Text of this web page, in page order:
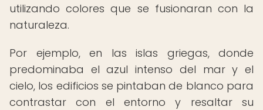
utilizando colores que se fusionaran con la
naturaleza.
Por ejemplo, en las islas griegas, donde
predominaba el azul intenso del mar y el
cielo, los edificios se pintaban de blanco para
contrastar con el entorno y resaltar su